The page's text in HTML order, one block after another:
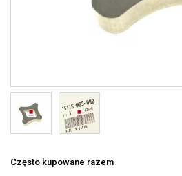
Często kupowane razem